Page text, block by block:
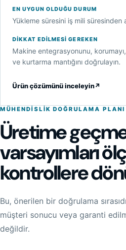
EN UYGUN OLDUĞU DURUM
Yükleme süresini iş mili süresinden
DIKKAT EDILMESI GEREKEN
Makine entegrasyonunu,
ve kurtarma mantığını doğrulayın.
Ürün çözümünü inceleyin↗
MÜHENDISLIK DOĞRULAMA PLANI
Üretime
varsayımları
kontrollere
Bu, önerilen bir doğrulama
müşteri sonucu veya garanti
değildir.